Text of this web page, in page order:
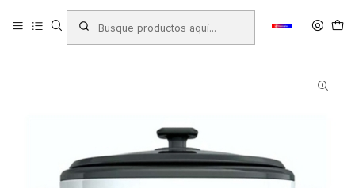
Productos ELECTRODOMESTICOS
ARROCERA BLACK + DECKER BLANCA RC5225